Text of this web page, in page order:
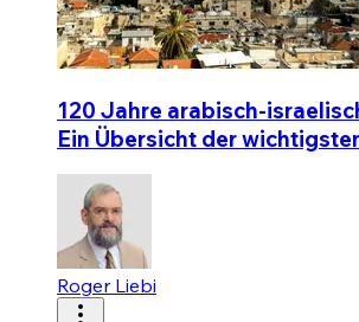
120 Jahre arabisch-
Ein Übersicht der
Roger Liebi